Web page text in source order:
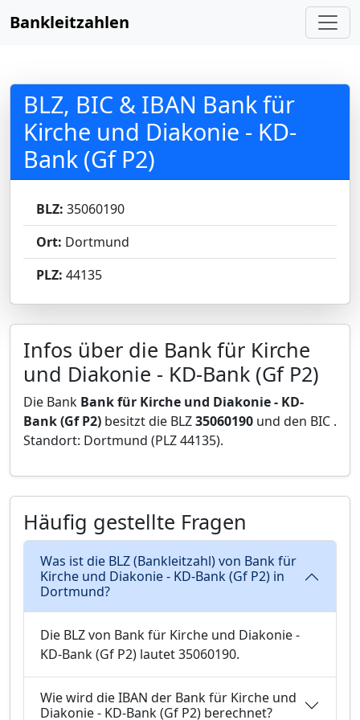
Bankleitzahlen
BLZ, BIC & IBAN Bank für
Kirche und Diakonie - KD-
Bank (Gf P2)
BLZ: 35060190
Ort: Dortmund
PLZ: 44135
Infos über die Bank für Kirche
und Diakonie - KD-Bank (Gf P2)
Die Bank Bank für Kirche und Diakonie - KD-
Bank (Gf P2) besitzt die BLZ35060190 und den BIC .
Standort: Dortmund (PLZ 44135).
Häufig gestellte Fragen
Was ist die BLZ (Bankleitzahl) von Bank für
Kirche und Diakonie - KD-Bank (Gf P2) in
Dortmund?
Die BLZ von Bank für Kirche und Diakonie -
KD-Bank (Gf P2) lautet 35060190.
Wie wird die IBAN der Bank für Kirche und
Diakonie - KD-Bank (Gf P2) berechnet?